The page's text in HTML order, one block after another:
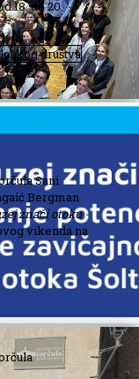
18. do 20.
društva
Sani
Bergman
znači otoku -
vikenda na